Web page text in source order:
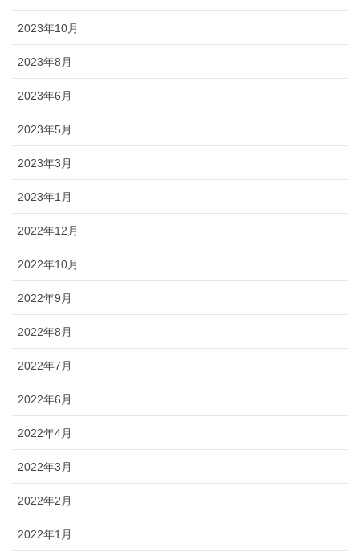
2023年10月
2023年8月
2023年6月
2023年5月
2023年3月
2023年1月
2022年12月
2022年10月
2022年9月
2022年8月
2022年7月
2022年6月
2022年4月
2022年3月
2022年2月
2022年1月